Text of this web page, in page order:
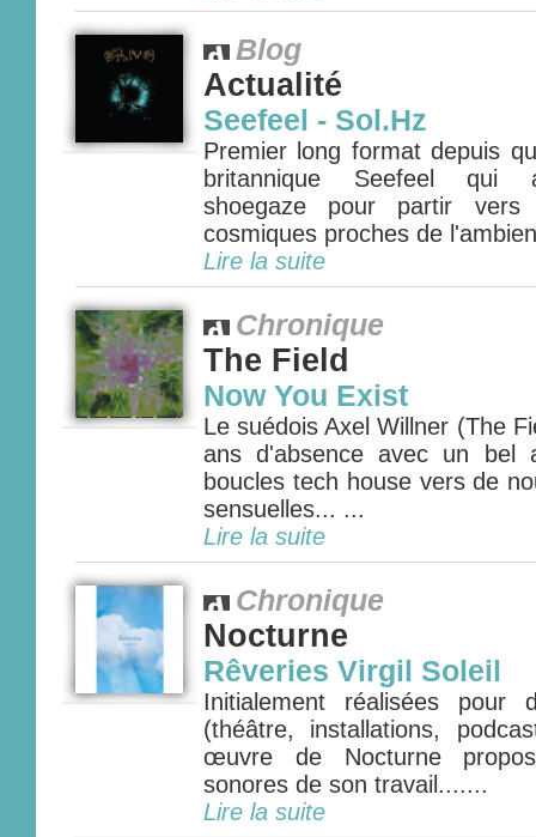
Blog
Actualité
Seefeel - Sol.Hz
Premier long format depuis
britannique Seefeel qui
shoegaze pour partir
cosmiques proches de
Lire la suite
Chronique
The Field
Now You Exist
Le suédois Axel Willner (The
ans d'absence avec un bel
boucles tech house vers de
sensuelles... ...
Lire la suite
Chronique
Nocturne
Rêveries Virgil Soleil
Initialement réalisées pour
(théâtre, installations,
œuvre de Nocturne
sonores de son travail.......
Lire la suite